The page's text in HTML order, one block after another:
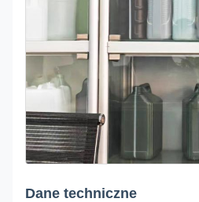
Dane techniczne